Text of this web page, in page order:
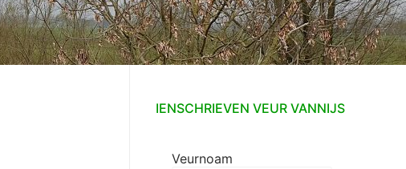
Zoeken naar:
IENSCHRIEVEN VEUR VANNIJS
Veurnoam